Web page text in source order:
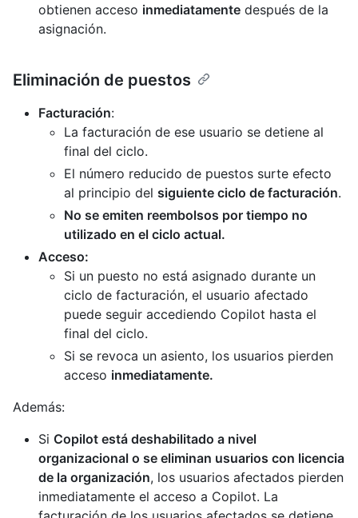
obtienen acceso inmediatamente después de la
asignación.
Eliminación de puestos
Facturación:
La facturación de ese usuario se detiene al
final del ciclo.
El número reducido de puestos surte efecto
al principio del siguiente ciclo de facturación.
No se emiten reembolsos por tiempo no
utilizado en el ciclo actual.
Acceso:
Si un puesto no está asignado durante un
ciclo de facturación, el usuario afectado
puede seguir accediendo Copilot hasta el
final del ciclo.
Si se revoca un asiento, los usuarios pierden
acceso inmediatamente.
Además:
Si Copilot está deshabilitado a nivel
organizacional o se eliminan usuarios con licencia
de la organización, los usuarios afectados pierden
inmediatamente el acceso a Copilot. La